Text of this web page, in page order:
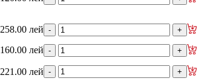
258.00 лей
160.00 лей
221.00 лей